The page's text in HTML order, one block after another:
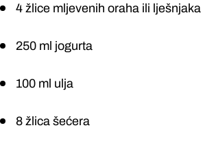
4 žlice mljevenih oraha ili lješnjaka
250 ml jogurta
100 ml ulja
8 žlica šećera